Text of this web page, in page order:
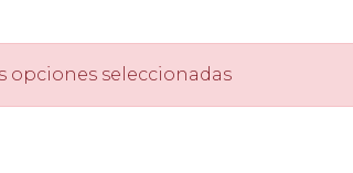
opciones seleccionadas